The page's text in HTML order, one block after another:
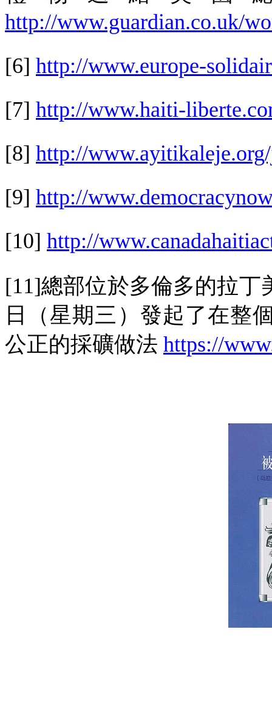
http://www.guardian.co.uk/
[6] http://www.europe-
[7] http://www.haiti-
[8] http://
[9] http://
[10] http://
[11]總部位於多倫多的拉丁
日（星期三）發起了在整
公正的採礦做法 https://